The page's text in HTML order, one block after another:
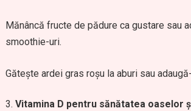
Mănâncă fructe de pădure ca gustare sau
smoothie-uri.
Gătește ardei gras roșu la aburi sau
Vitamina D pentru sănătatea oaselor